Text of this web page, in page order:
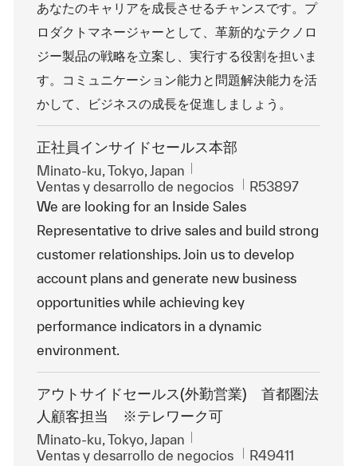
あなたのキャリアを成長させるチャンスです。プ
ロダクトマネージャーとして、革新的なテクノロ
ジー製品の戦略を立案し、実行する役割を担いま
す。コミュニケーション能力と問題解決能力を活
かして、ビジネスの成長を促進しましょう。
正社員インサイドセールス本部
Ubicación
Minato-ku, Tokyo, Japan
Categoría
Ventas y desarrollo de negocios Id. de trabajo
R53897
We are looking for an Inside Sales
Representative to drive sales and build strong
customer relationships. Join us to develop
account plans and generate new business
opportunities while achieving key
performance indicators in a dynamic
environment.
アウトサイドセールス(外勤営業) 首都圏法
人顧客担当 ※テレワーク可
Ubicación
Minato-ku, Tokyo, Japan
Categoría
Ventas y desarrollo de negocios Id. de trabajo
R49411